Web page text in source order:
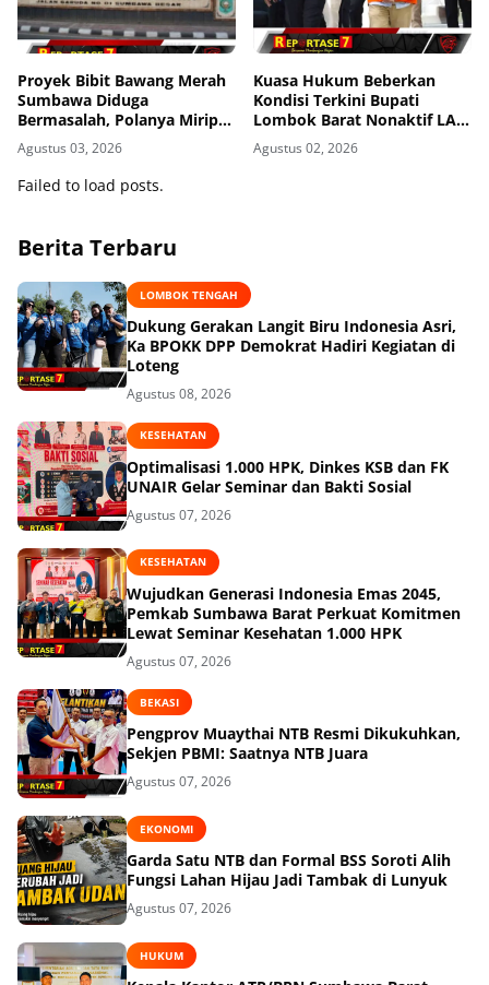
Proyek Bibit Bawang Merah
Sumbawa Diduga
Bermasalah, Polanya Mirip
Kasus Korupsi di Lobar
Agustus 03, 2026
Kuasa Hukum Beberkan
Kondisi Terkini Bupati
Lombok Barat Nonaktif LAZ
di Rutan KPK, Pasrah dan
Kooperatif
Agustus 02, 2026
Failed to load posts.
Berita Terbaru
LOMBOK TENGAH
Dukung Gerakan Langit Biru Indonesia Asri,
Ka BPOKK DPP Demokrat Hadiri Kegiatan di
Loteng
Agustus 08, 2026
KESEHATAN
Optimalisasi 1.000 HPK, Dinkes KSB dan FK
UNAIR Gelar Seminar dan Bakti Sosial
Agustus 07, 2026
KESEHATAN
Wujudkan Generasi Indonesia Emas 2045,
Pemkab Sumbawa Barat Perkuat Komitmen
Lewat Seminar Kesehatan 1.000 HPK
Agustus 07, 2026
BEKASI
Pengprov Muaythai NTB Resmi Dikukuhkan,
Sekjen PBMI: Saatnya NTB Juara
Agustus 07, 2026
EKONOMI
Garda Satu NTB dan Formal BSS Soroti Alih
Fungsi Lahan Hijau Jadi Tambak di Lunyuk
Agustus 07, 2026
HUKUM